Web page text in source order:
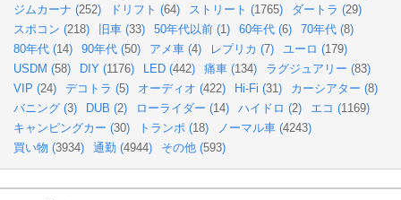
ジムカーナ (252) ドリフト (64) ストリート (1765) ダートラ (29)
スポコン (218) 旧車 (33) 50年代以前 (1) 60年代 (6) 70年代 (8)
80年代 (14) 90年代 (50) アメ車 (4) レプリカ (7) ユーロ (179)
USDM (58) DIY (1176) LED (442) 痛車 (134) ラグジュアリー (83)
VIP (24) デコトラ (5) オーディオ (422) Hi-Fi (31) カーシアター (8)
バニング (3) DUB (2) ローライダー (14) ハイドロ (2) エコ (1169)
キャンピングカー (30) トランポ (18) ノーマル車 (4243)
買い物 (3934) 通勤 (4944) その他 (593)